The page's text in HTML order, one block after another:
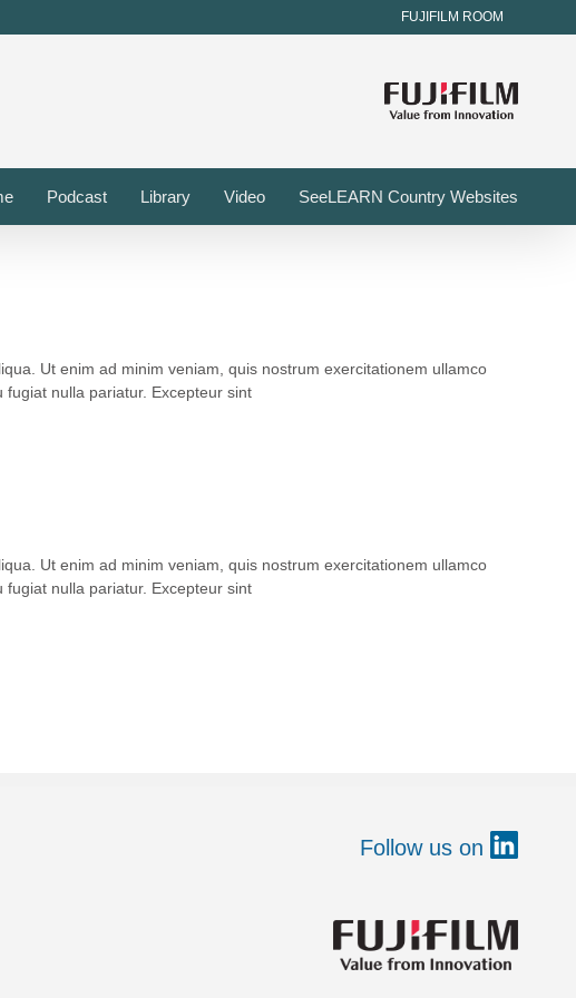
FUJIFILM ROOM
Podcast Library Video SeeLEARN Country Websites
Ut enim ad minim veniam, quis nostrum exercitationem ullamco
nulla pariatur. Excepteur sint
Ut enim ad minim veniam, quis nostrum exercitationem ullamco
nulla pariatur. Excepteur sint
Follow us on